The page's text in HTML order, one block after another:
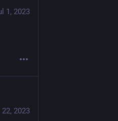
1, 2023
2023